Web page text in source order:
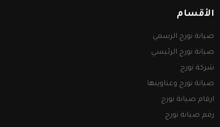
الأقسام
صيانة نورج الرسمي
صيانة نورج الرئيسي
شركة نورج
صيانة نورج وعناوينها
ارقام صيانة نورج
رقم صيانة نورج